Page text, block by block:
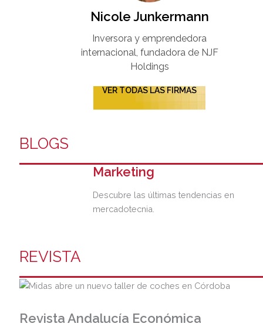
Nicole Junkermann​
Inversora y emprendedora
internacional, fundadora de NJF
Holdings
VER TODAS LAS FIRMAS
BLOGS
Marketing
Descubre las últimas tendencias en
mercadotecnia.
REVISTA
Revista Andalucía Económica